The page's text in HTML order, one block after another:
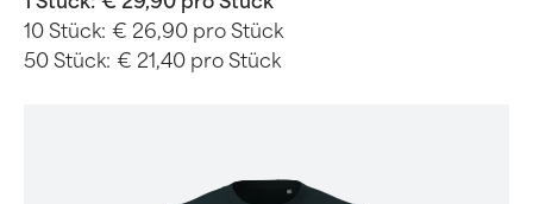
10 Stück: € 26,90 pro Stück
50 Stück: € 21,40 pro Stück